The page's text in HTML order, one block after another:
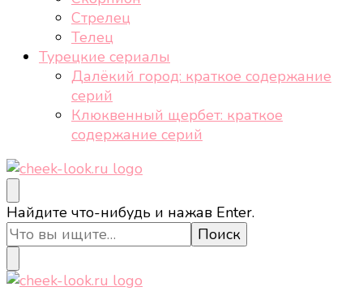
Стрелец
Телец
Турецкие сериалы
Далёкий город: краткое содержание
серий
Клюквенный щербет: краткое
содержание серий
cheek-look.ru
Женский сайт о звездах и кино, а также трендах,
здоровом образе жизни, спорте, стиле, отдыхе и
еде.
Ищите
что-
то?
Найдите что-нибудь и нажав Enter.